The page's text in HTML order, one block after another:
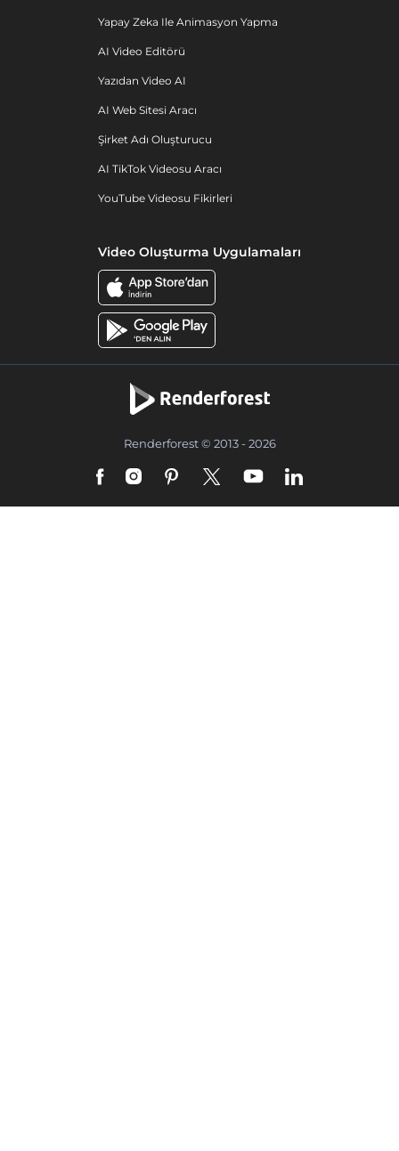
Yapay Zeka Ile Animasyon Yapma
AI Video Editörü
Yazıdan Video AI
AI Web Sitesi Aracı
Şirket Adı Oluşturucu
AI TikTok Videosu Aracı
YouTube Videosu Fikirleri
Video Oluşturma Uygulamaları
Renderforest © 2013 - 2026